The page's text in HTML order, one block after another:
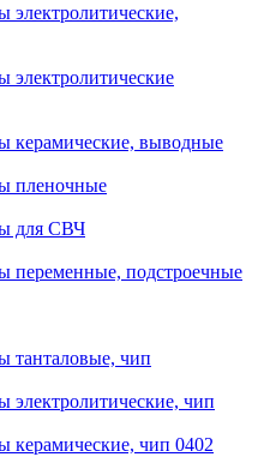
электролитические,
электролитические
керамические, выводные
пленочные
для СВЧ
переменные, подстроечные
танталовые, чип
электролитические, чип
керамические, чип 0402